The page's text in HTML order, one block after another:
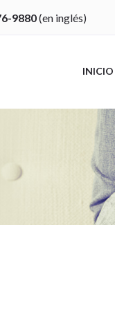
9880(en inglés)
INICIO